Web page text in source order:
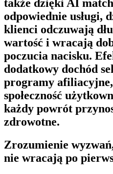
także dzięki AI
odpowiednie usługi,
klienci odczuwają
wartość i wracają
poczucia nacisku.
dodatkowy dochód
programy
społeczność
każdy powrót
zdrowotne.
Zrozumienie
nie wracają po